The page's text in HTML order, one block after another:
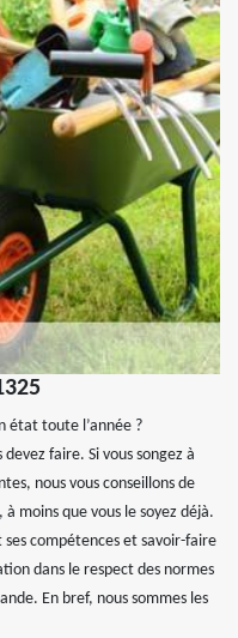
état toute l’année ?
faire. Si vous songez à
nous vous conseillons de
moins que vous le soyez déjà.
ses compétences et savoir-faire
dans le respect des normes
En bref, nous sommes les